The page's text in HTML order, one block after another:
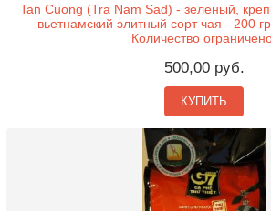
Tan Cuong (Tra Nam Sad) - зеленый,
вьетнамский элитный сорт чая - 200
Количество
500,00 руб.
КУПИТЬ